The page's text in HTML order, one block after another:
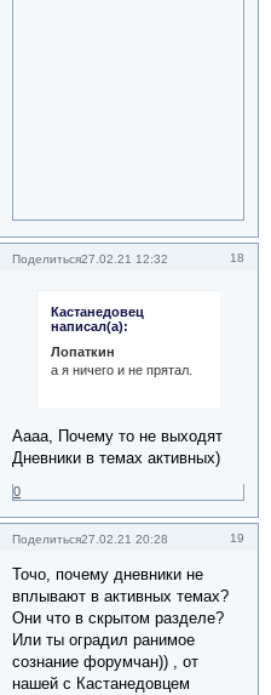
Поделиться 18
27.02.21 12:32
Кастанедовец
написал(а):
Лопаткин
а я ничего и не прятал.
Аааа, Почему то не выходят
Дневники в темах активных)
0
Поделиться 19
27.02.21 20:28
Точо, почему дневники не
вплывают в активных темах?
Они что в скрытом разделе?
Или ты оградил ранимое
сознание форумчан)) , от
нашей с Кастанедовцем